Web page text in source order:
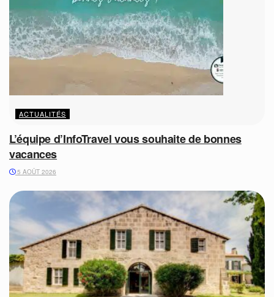
ACTUALITÉS
L’équipe d’InfoTravel vous souhaite de bonnes
vacances
5 AOÛT 2026